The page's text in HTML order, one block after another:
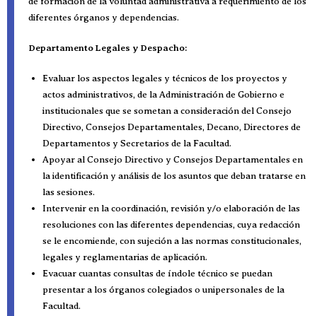
diferentes órganos y dependencias.
Departamento Legales y Despacho:
Evaluar los aspectos legales y técnicos de los proyectos y
actos administrativos, de la Administración de Gobierno e
institucionales que se sometan a consideración del Consejo
Directivo, Consejos Departamentales, Decano, Directores de
Departamentos y Secretarios de la Facultad.
Apoyar al Consejo Directivo y Consejos Departamentales en
la identificación y análisis de los asuntos que deban tratarse en
las sesiones.
Intervenir en la coordinación, revisión y/o elaboración de las
resoluciones con las diferentes dependencias, cuya redacción
se le encomiende, con sujeción a las normas constitucionales,
legales y reglamentarias de aplicación.
Evacuar cuantas consultas de índole técnico se puedan
presentar a los órganos colegiados o unipersonales de la
Facultad.